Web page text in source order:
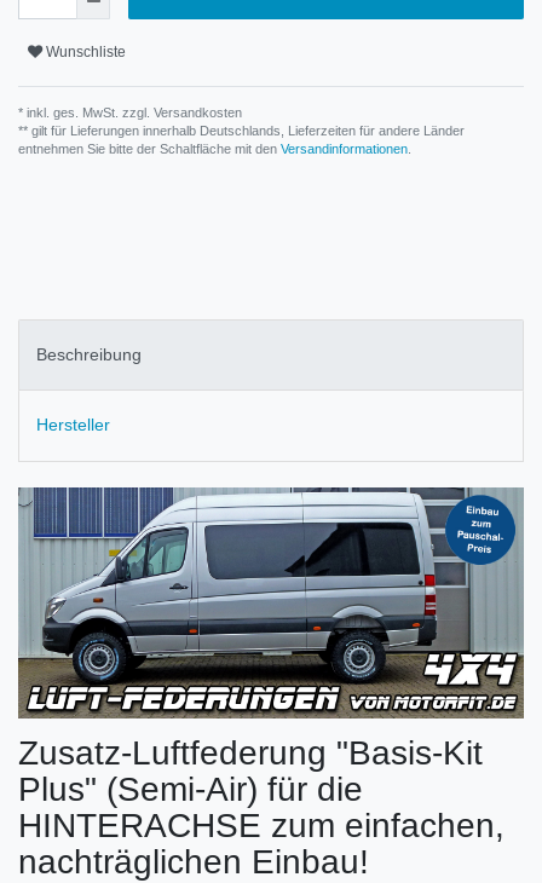
Wunschliste
* inkl. ges. MwSt. zzgl. Versandkosten
** gilt für Lieferungen innerhalb Deutschlands, Lieferzeiten für andere Länder
entnehmen Sie bitte der Schaltfläche mit den Versandinformationen
Beschreibung
Hersteller
Zusatz-Luftfederung "Basis-Kit
Plus" (Semi-Air) für die
HINTERACHSE zum einfachen,
nachträglichen Einbau!